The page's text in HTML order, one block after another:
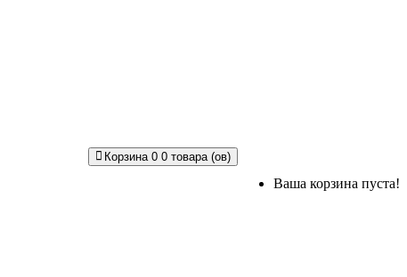
Корзина 0 0 товара (ов)
Ваша корзина пуста!